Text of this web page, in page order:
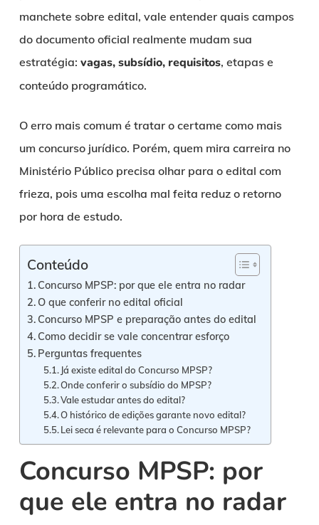
manchete sobre edital, vale entender quais campos
do documento oficial realmente mudam sua
estratégia: vagas, subsídio, requisitos, etapas e
conteúdo programático.
O erro mais comum é tratar o certame como mais
um concurso jurídico. Porém, quem mira carreira no
Ministério Público precisa olhar para o edital com
frieza, pois uma escolha mal feita reduz o retorno
por hora de estudo.
Conteúdo
Concurso MPSP: por que ele entra no radar
O que conferir no edital oficial
Concurso MPSP e preparação antes do edital
Como decidir se vale concentrar esforço
Perguntas frequentes
Já existe edital do Concurso MPSP?
Onde conferir o subsídio do MPSP?
Vale estudar antes do edital?
O histórico de edições garante novo edital?
Lei seca é relevante para o Concurso MPSP?
Concurso MPSP: por
que ele entra no radar